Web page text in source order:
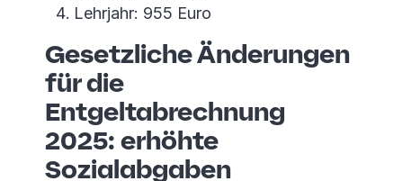
Lehrjahr: 955 Euro
Gesetzliche Änderungen
für die
Entgeltabrechnung
2025: erhöhte
Sozialabgaben